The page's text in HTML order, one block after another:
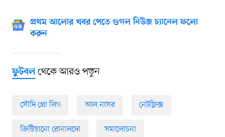
প্রথম আলোর খবর পেতে গুগল নিউজ চ্যানেল ফলো
করুন
ফুটবলথেকে আরও পড়ুন
সৌদি প্রো লিগ আল নাসর নেটফ্লিক্স
ক্রিস্টিয়ানো রোনালদো সমালোচনা